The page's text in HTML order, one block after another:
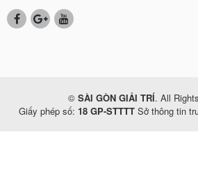
© SÀI GÒN GIẢI TRÍ. All
Giấy phép số: 18 GP-STTTT Sở thông tin